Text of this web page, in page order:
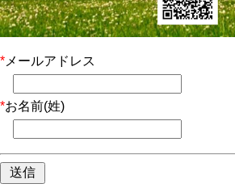
* メールアドレス
*お名前(姓)